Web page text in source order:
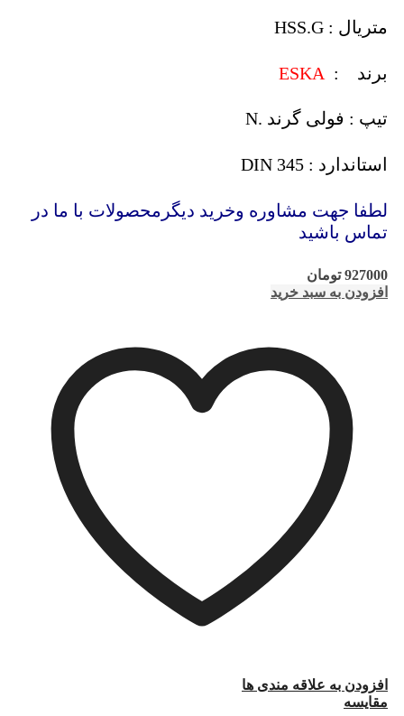
متریال : HSS.G
برند :
تیپ : فولی گرند .N
استاندارد : DIN 345
لطفا جهت مشاوره وخرید دیگرمحصولات با ما در
تماس باشید
927000 تومان
افزودن به سبد خرید
افزودن به علاقه مندی ها
مقایسه